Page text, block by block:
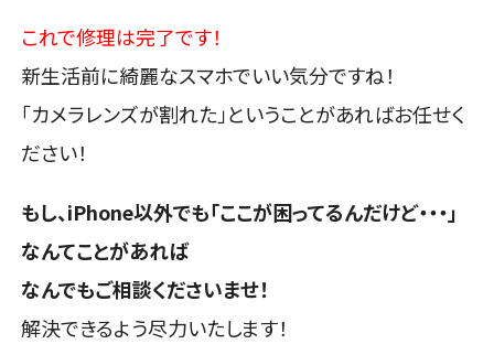
これで修理は完了です！
新生活前に綺麗なスマホでいい気分ですね！
「カメラレンズが割れた」ということがあればお任せく
ださい！
もし、iPhone以外でも「ここが困ってるんだけど・・・」
なんてことがあれば
なんでもご相談くださいませ！
解決できるよう尽力いたします！